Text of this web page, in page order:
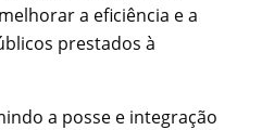
a eficiência e a
prestados à
a posse e integração